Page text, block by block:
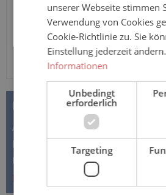
BESCHREIBUNG
AMD FORM - Ausführung MAXI -
Inkontinenz Die anatomisch
Urininkontinenzvorlage AMD Form
unserer Webseite stimmen
Verwendung von Cookies
Cookie-Richtlinie zu. Sie
Einstellung jederzeit
Informationen
Unbedingt
erforderlich
Targeting